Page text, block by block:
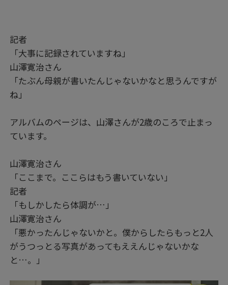
記者
「大事に記録されていますね」
山澤寛治さん
「たぶん母親が書いたんじゃないかなと思うんですが
ね」
アルバムのページは、山澤さんが2歳のころで止まっ
ています。
山澤寛治さん
「ここまで。ここらはもう書いていない」
記者
「もしかしたら体調が…」
山澤寛治さん
「悪かったんじゃないかと。僕からしたらもっと2人
がうつっとる写真があってもええんじゃないかな
と…。」